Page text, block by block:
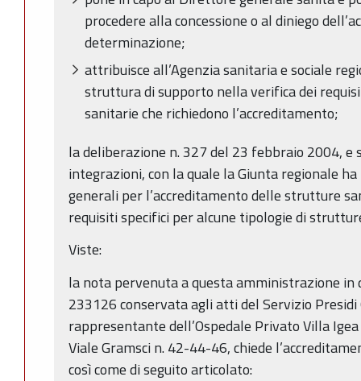
procedere alla concessione o al diniego
determinazione;
attribuisce all’Agenzia sanitaria e sociale
struttura di supporto nella verifica dei
sanitarie che richiedono l’accreditamento;
la deliberazione n. 327 del 23 febbraio 2004, e
integrazioni, con la quale la Giunta regionale
generali per l’accreditamento delle strutture
requisiti specifici per alcune tipologie di
Viste:
la nota pervenuta a questa amministrazione
233126 conservata agli atti del Servizio
rappresentante dell’Ospedale Privato Villa
Viale Gramsci n. 42-44-46, chiede
così come di seguito articolato: